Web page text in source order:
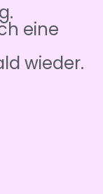
eine
wieder.